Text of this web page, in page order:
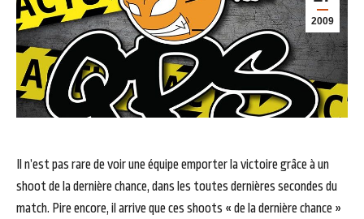
2009
Il n’est pas rare de voir une équipe emporter la victoire grâce à un
shoot de la dernière chance, dans les toutes dernières secondes du
match. Pire encore, il arrive que ces shoots « de la dernière chance »